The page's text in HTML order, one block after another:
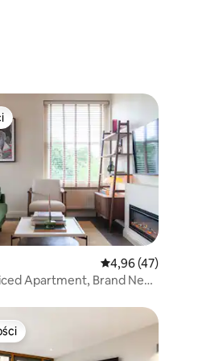
recenzji: 127 Średnia ocena: 4,96
4,96 (47)
Apartment, Brand New,
z kategorii Wybór gości